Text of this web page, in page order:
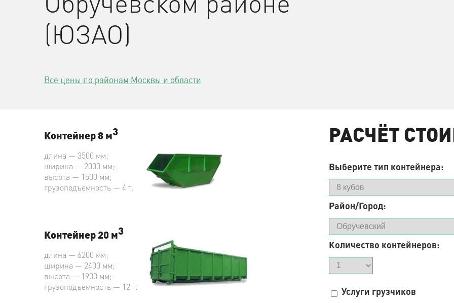
Обручевском районе
(ЮЗАО)
Все цены по районам Москвы и области
Контейнер 8 м3
длина — 3500 мм;
ширина — 2000 мм;
высота — 1500 мм;
грузоподъемность — 4 т.
Контейнер 20 м3
длина — 6200 мм;
ширина — 2400 мм;
высота — 1900 мм;
грузоподъемность — 12 т.
РАСЧЁТ
Выберите тип контейнера:
Район/Город:
Количество контейнеров:
Услуги грузчиков